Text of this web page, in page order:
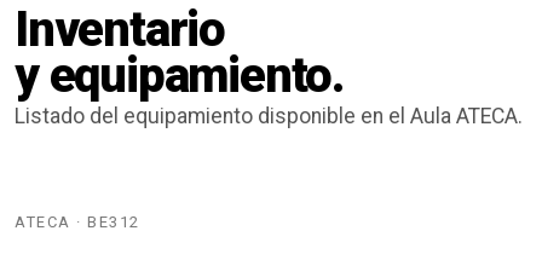
Inventario
y equipamiento.
Listado del equipamiento disponible en el Aula ATECA.
ATECA · BE312